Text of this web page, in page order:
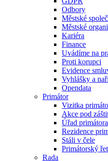
Odbory
Městské
Městské
Kariéra
Finance
Uvádíme na
Proti korupci
Evidence
Vyhlášky a
Opendata
Primátor
Vizitka
Akce pod
Úřad primátora
Rezidence
Stáli v čele
Primátorský
Rada